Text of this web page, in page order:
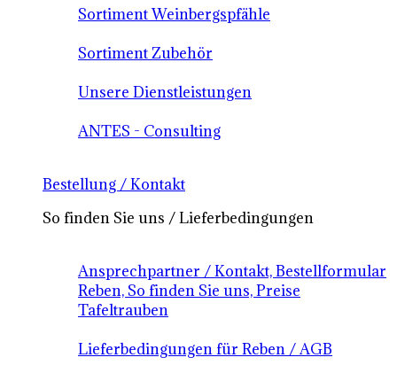
Sortiment Weinbergspfähle
Sortiment Zubehör
Unsere Dienstleistungen
ANTES - Consulting
Bestellung / Kontakt
So finden Sie uns / Lieferbedingungen
Ansprechpartner / Kontakt, Bestellformular
Reben, So finden Sie uns, Preise
Tafeltrauben
Lieferbedingungen für Reben / AGB